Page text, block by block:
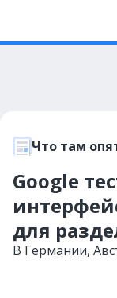
Что там
Google
для
В Германии,